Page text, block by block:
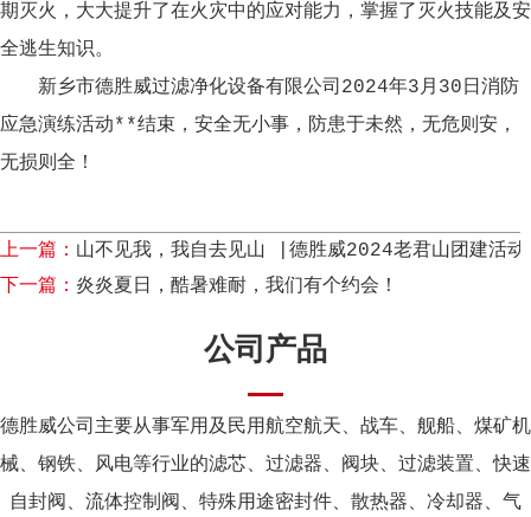
期灭火，大大提升了在火灾中的应对能力，掌握了灭火技能及安
全逃生知识。
新乡市德胜威过滤净化设备有限公司 2024年3月30日消防
应急演练活动**结束，安全无小事，防患于未然，无危则安，
无损则全！
上一篇： 山不见我，我自去见山 |德胜威2024老君山团建活动
下一篇： 炎炎夏日，酷暑难耐，我们有个约会！
公司产品
德胜威公司主要从事军用及民用航空航天、战车、舰船、煤矿机
械、钢铁、风电等行业的滤芯、过滤器、阀块、过滤装置、快速
自封阀、流体控制阀、特殊用途密封件、散热器、冷却器、气